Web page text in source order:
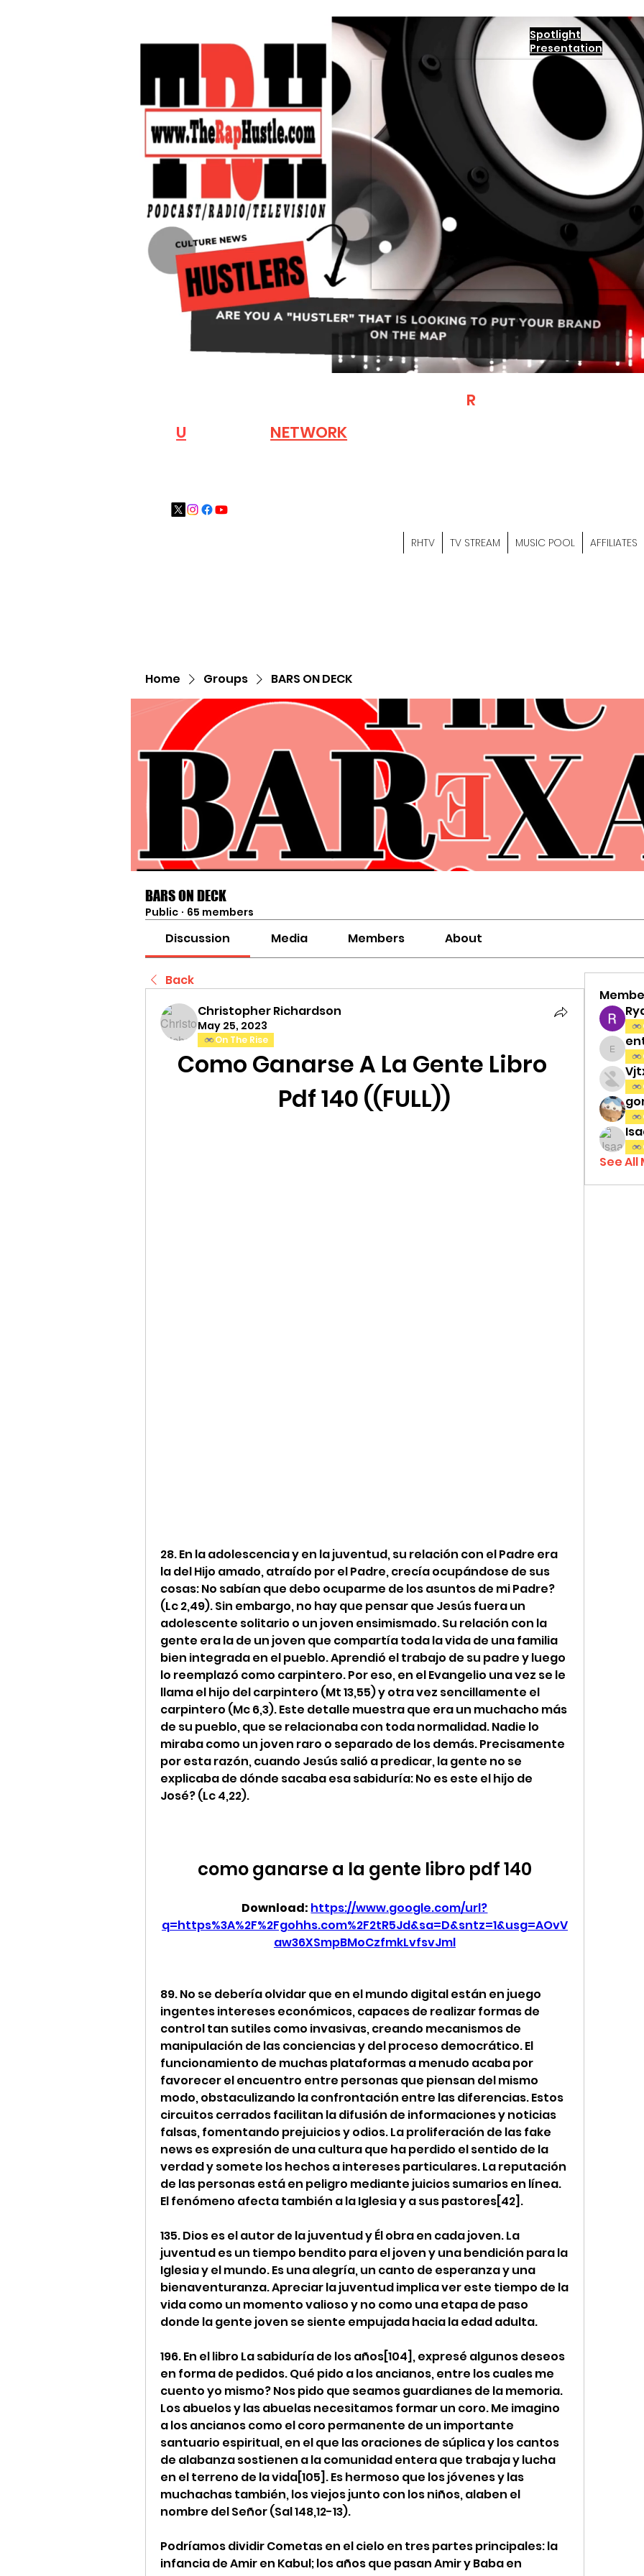
Spotlight
Presentation
U NETWORK
RH
RHTV TV STREAM MUSIC POOL AFFILIATES
Home Groups BARS ON DECK
BARS ON DECK
Public · 65 members
Discussion Media Members About
Back
Christopher Richardson
May 25, 2023
On The Rise
Como Ganarse A La Gente Libro
Pdf 140 ((FULL))
28. En la adolescencia y en la juventud, su relación con el Padre era
la del Hijo amado, atraído por el Padre, crecía ocupándose de sus
cosas: No sabían que debo ocuparme de los asuntos de mi Padre?
(Lc 2,49). Sin embargo, no hay que pensar que Jesús fuera un
adolescente solitario o un joven ensimismado. Su relación con la
gente era la de un joven que compartía toda la vida de una familia
bien integrada en el pueblo. Aprendió el trabajo de su padre y luego
lo reemplazó como carpintero. Por eso, en el Evangelio una vez se le
llama el hijo del carpintero (Mt 13,55) y otra vez sencillamente el
carpintero (Mc 6,3). Este detalle muestra que era un muchacho más
de su pueblo, que se relacionaba con toda normalidad. Nadie lo
miraba como un joven raro o separado de los demás. Precisamente
por esta razón, cuando Jesús salió a predicar, la gente no se
explicaba de dónde sacaba esa sabiduría: No es este el hijo de
José? (Lc 4,22).
como ganarse a la gente libro pdf 140
Download: https://www.google.com/url?
q=https%3A%2F%2Fgohhs.com%2F2tR5Jd&sa=D&sntz=1&usg=AOvV
aw36XSmpBMoCzfmkLvfsvJml
89. No se debería olvidar que en el mundo digital están en juego
ingentes intereses económicos, capaces de realizar formas de
control tan sutiles como invasivas, creando mecanismos de
manipulación de las conciencias y del proceso democrático. El
funcionamiento de muchas plataformas a menudo acaba por
favorecer el encuentro entre personas que piensan del mismo
modo, obstaculizando la confrontación entre las diferencias. Estos
circuitos cerrados facilitan la difusión de informaciones y noticias
falsas, fomentando prejuicios y odios. La proliferación de las fake
news es expresión de una cultura que ha perdido el sentido de la
verdad y somete los hechos a intereses particulares. La reputación
de las personas está en peligro mediante juicios sumarios en línea.
El fenómeno afecta también a la Iglesia y a sus pastores[42].
135. Dios es el autor de la juventud y Él obra en cada joven. La
juventud es un tiempo bendito para el joven y una bendición para la
Iglesia y el mundo. Es una alegría, un canto de esperanza y una
bienaventuranza. Apreciar la juventud implica ver este tiempo de la
vida como un momento valioso y no como una etapa de paso
donde la gente joven se siente empujada hacia la edad adulta.
196. En el libro La sabiduría de los años[104], expresé algunos deseos
en forma de pedidos. Qué pido a los ancianos, entre los cuales me
cuento yo mismo? Nos pido que seamos guardianes de la memoria.
Los abuelos y las abuelas necesitamos formar un coro. Me imagino
a los ancianos como el coro permanente de un importante
santuario espiritual, en el que las oraciones de súplica y los cantos
de alabanza sostienen a la comunidad entera que trabaja y lucha
en el terreno de la vida[105]. Es hermoso que los jóvenes y las
muchachas también, los viejos junto con los niños, alaben el
nombre del Señor (Sal 148,12-13).
Podríamos dividir Cometas en el cielo en tres partes principales: la
infancia de Amir en Kabul; los años que pasan Amir y Baba en
See